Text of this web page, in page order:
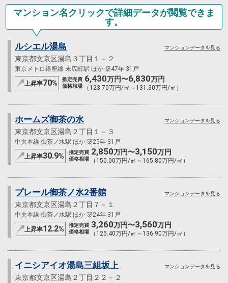
マンション名クリックで詳細データが閲覧できま
す。
ルシエル湯島
東京都文京区湯島３丁目１－２
東京メトロ銀座線 末広町駅 ほか 築47年 31戸
上昇率70%
推定売買
価格相場
6,430万円〜6,830万円
（123.70万円/㎡～131.30万円/㎡）
マンションデータを見る
ホームズ御茶の水
東京都文京区湯島２丁目１－３
中央本線 御茶ノ水駅 ほか 築25年 31戸
上昇率30.9%
推定売買
価格相場
2,850万円〜3,150万円
（150.00万円/㎡～165.80万円/㎡）
マンションデータを見る
プレール御茶ノ水2番館
東京都文京区湯島２丁目７－１
中央本線 御茶ノ水駅 ほか 築24年 31戸
上昇率12.2%
推定売買
価格相場
3,260万円〜3,560万円
（125.40万円/㎡～136.90万円/㎡）
マンションデータを見る
イニシアイオ湯島三組坂上
東京都文京区湯島２丁目２２－２
マンションデータを見る